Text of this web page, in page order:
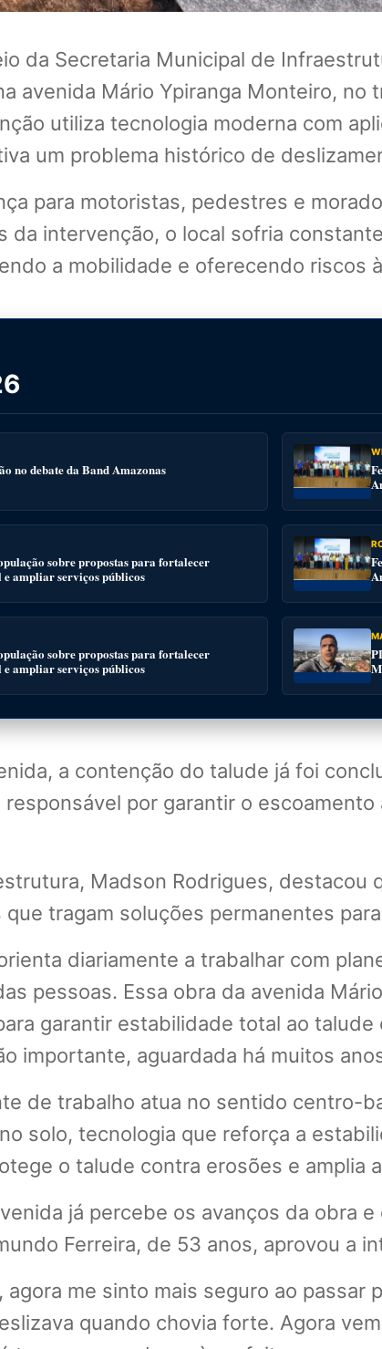
da Secretaria Municipal de
avenida Mário Ypiranga Monteiro, no
utiliza tecnologia moderna com
um problema histórico de
para motoristas, pedestres e
da intervenção, o local sofria
a mobilidade e oferecendo riscos
no debate da Band Amazonas
sobre propostas para fortalecer
ampliar serviços públicos
sobre propostas para fortalecer
ampliar serviços públicos
a contenção do talude já foi
por garantir o
Madson Rodrigues, destacou
tragam soluções permanentes
diariamente a trabalhar com
pessoas. Essa obra da avenida
garantir estabilidade total ao talude
importante, aguardada há muitos
de trabalho atua no sentido centro-
solo, tecnologia que reforça a
o talude contra erosões e amplia
já percebe os avanços da obra
Ferreira, de 53 anos, aprovou a
me sinto mais seguro ao
quando chovia forte. Agora